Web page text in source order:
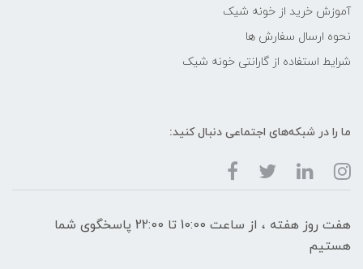
آموزش خرید از خونه شیک
نحوه ارسال سفارش ها
شرایط استفاده از گارانتی خونه شیک
ما را در شبکه‌های اجتماعی دنبال کنید:
هفت روز هفته ، از ساعت 10:00 تا 22:00 پاسخگوی شما
هستیم